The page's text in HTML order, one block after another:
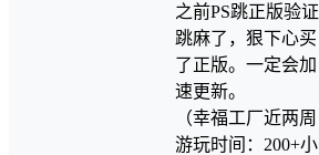
之前PS跳正版验证
跳麻了，狠下心买
了正版。一定会加
速更新。
（幸福工厂近两周
游玩时间：200+小